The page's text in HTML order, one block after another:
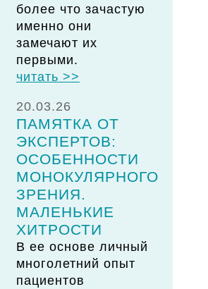
более что зачастую
именно они
замечают их
первыми.
читать >>
20.03.26
ПАМЯТКА ОТ
ЭКСПЕРТОВ:
ОСОБЕННОСТИ
МОНОКУЛЯРНОГО
ЗРЕНИЯ.
МАЛЕНЬКИЕ
ХИТРОСТИ
В ее основе личный
многолетний опыт
пациентов